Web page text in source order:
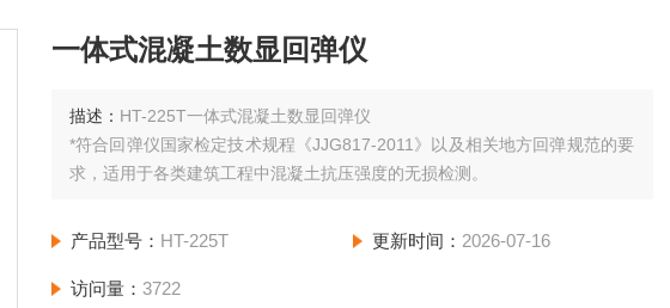
一体式混凝土数显回弹仪
描述： HT-225T一体式混凝土数显回弹仪
*符合回弹仪国家检定技术规程《JJG817-2011》以及相关地方回弹规范的要
求，适用于各类建筑工程中混凝土抗压强度的无损检测。
产品型号： HT-225T 更新时间： 2026-07-16
访问量：3722